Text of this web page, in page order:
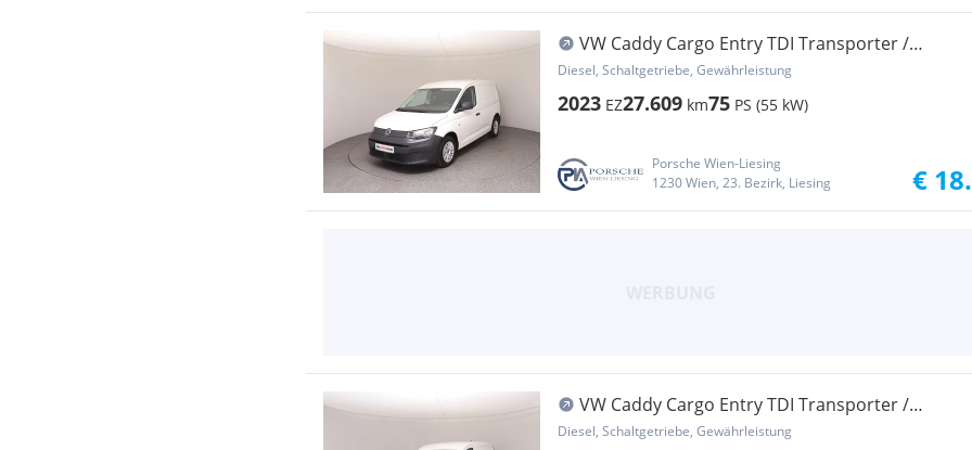
VW Caddy Cargo Entry TDI Transporter /
Kastenwagen
Diesel, Schaltgetriebe, Gewährleistung
2023 EZ27.609 km75 PS (55 kW)
Porsche Wien-Liesing
1230 Wien, 23. Bezirk, Liesing
€
VW Caddy Cargo Entry TDI Transporter /
Kastenwagen
Diesel, Schaltgetriebe, Gewährleistung